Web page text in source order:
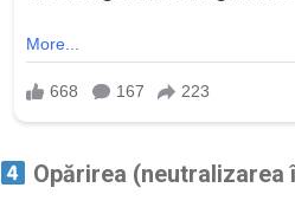
Opărirea (neutralizarea